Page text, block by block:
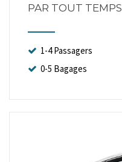
PAR TOUT TEMPS
1-4 Passagers
0-5 Bagages